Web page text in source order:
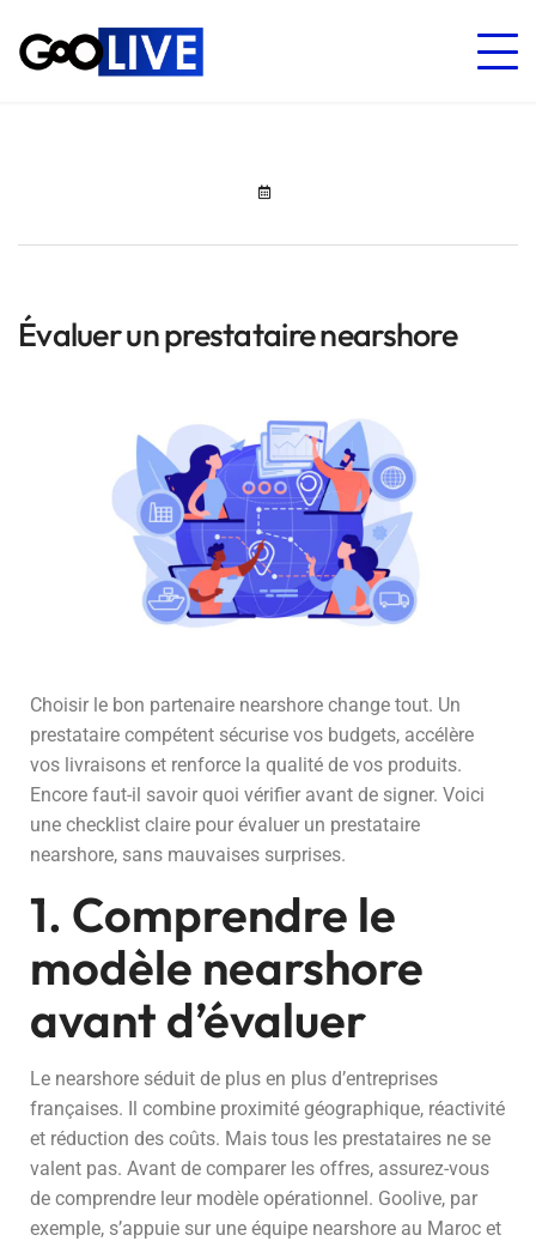
Évaluer un prestataire nearshore
Choisir le bon partenaire nearshore change tout. Un
prestataire compétent sécurise vos budgets, accélère
vos livraisons et renforce la qualité de vos produits.
Encore faut-il savoir quoi vérifier avant de signer. Voici
une checklist claire pour évaluer un prestataire
nearshore, sans mauvaises surprises.
1. Comprendre le
modèle nearshore
avant d’évaluer
Le nearshore séduit de plus en plus d’entreprises
françaises. Il combine proximité géographique, réactivité
et réduction des coûts. Mais tous les prestataires ne se
valent pas. Avant de comparer les offres, assurez-vous
de comprendre leur modèle opérationnel. Goolive, par
exemple, s’appuie sur une équipe nearshore au Maroc et